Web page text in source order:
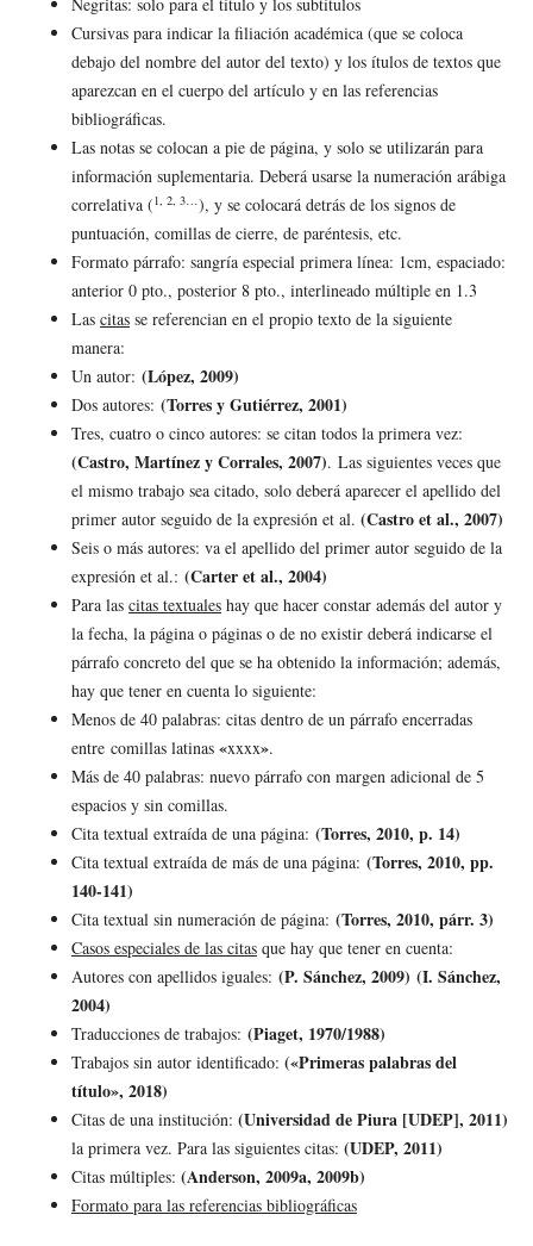
Cursivas para indicar la filiación académica (que se coloca
debajo del nombre del autor del texto) y los ítulos de textos que
aparezcan en el cuerpo del artículo y en las referencias
bibliográficas.
Las notas se colocan a pie de página, y solo se utilizarán para
información suplementaria. Deberá usarse la numeración arábiga
correlativa (1, 2, 3… ), y se colocará detrás de los signos de
puntuación, comillas de cierre, de paréntesis, etc.
Formato párrafo: sangría especial primera línea: 1cm, espaciado:
anterior 0 pto., posterior 8 pto., interlineado múltiple en 1.3
Las citasse referencian en el propio texto de la siguiente
manera:
Un autor: (López, 2009)
Dos autores: (Torres y Gutiérrez, 2001)
Tres, cuatro o cinco autores: se citan todos la primera vez:
(Castro, Martínez y Corrales, 2007). Las siguientes veces que
el mismo trabajo sea citado, solo deberá aparecer el apellido del
primer autor seguido de la expresión et al. (Castro et al., 2007)
Seis o más autores: va el apellido del primer autor seguido de la
expresión et al.: (Carter et al., 2004)
Para las citas textualeshay que hacer constar además del autor y
la fecha, la página o páginas o de no existir deberá indicarse el
párrafo concreto del que se ha obtenido la información; además,
hay que tener en cuenta lo siguiente:
Menos de 40 palabras: citas dentro de un párrafo encerradas
entre comillas latinas «xxxx».
Más de 40 palabras: nuevo párrafo con margen adicional de 5
espacios y sin comillas.
Cita textual extraída de una página: (Torres, 2010, p. 14)
Cita textual extraída de más de una página: (Torres, 2010, pp.
140-141)
Cita textual sin numeración de página: (Torres, 2010, párr. 3)
Casos especiales de las citasque hay que tener en cuenta:
Autores con apellidos iguales: (P. Sánchez, 2009) (I. Sánchez,
2004)
Traducciones de trabajos: (Piaget, 1970/1988)
Trabajos sin autor identificado: («Primeras palabras del
título», 2018)
Citas de una institución: (Universidad de Piura [UDEP], 2011)
la primera vez. Para las siguientes citas: (UDEP, 2011)
Citas múltiples: (Anderson, 2009a, 2009b)
Formato para las referencias bibliográficas